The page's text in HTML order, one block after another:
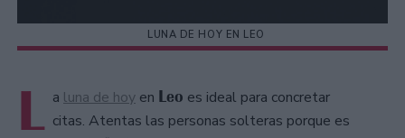
LUNA DE HOY EN LEO
L a luna de hoy en Leo es ideal para concretar
citas. Atentas las personas solteras porque es